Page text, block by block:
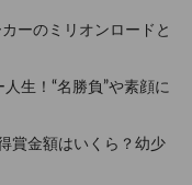
ーのミリオンロードと
生！“名勝負”や素顔に
賞金額はいくら？幼少